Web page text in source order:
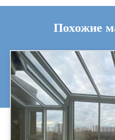
Похожие